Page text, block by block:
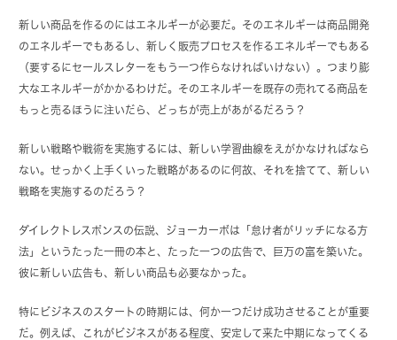
新しい商品を作るのにはエネルギーが必要だ。そのエネルギーは商品開発
のエネルギーでもあるし、新しく販売プロセスを作るエネルギーでもある
（要するにセールスレターをもう一つ作らなければいけない）。つまり膨
大なエネルギーがかかるわけだ。そのエネルギーを既存の売れてる商品を
もっと売るほうに注いだら、どっちが売上があがるだろう？
新しい戦略や戦術を実施するには、新しい学習曲線をえがかなければなら
ない。せっかく上手くいった戦略があるのに何故、それを捨てて、新しい
戦略を実施するのだろう？
ダイレクトレスポンスの伝説、ジョーカーボは「怠け者がリッチになる方
法」というたった一冊の本と、たった一つの広告で、巨万の富を築いた。
彼に新しい広告も、新しい商品も必要なかった。
特にビジネスのスタートの時期には、何か一つだけ成功させることが重要
だ。例えば、これがビジネスがある程度、安定して来た中期になってくる